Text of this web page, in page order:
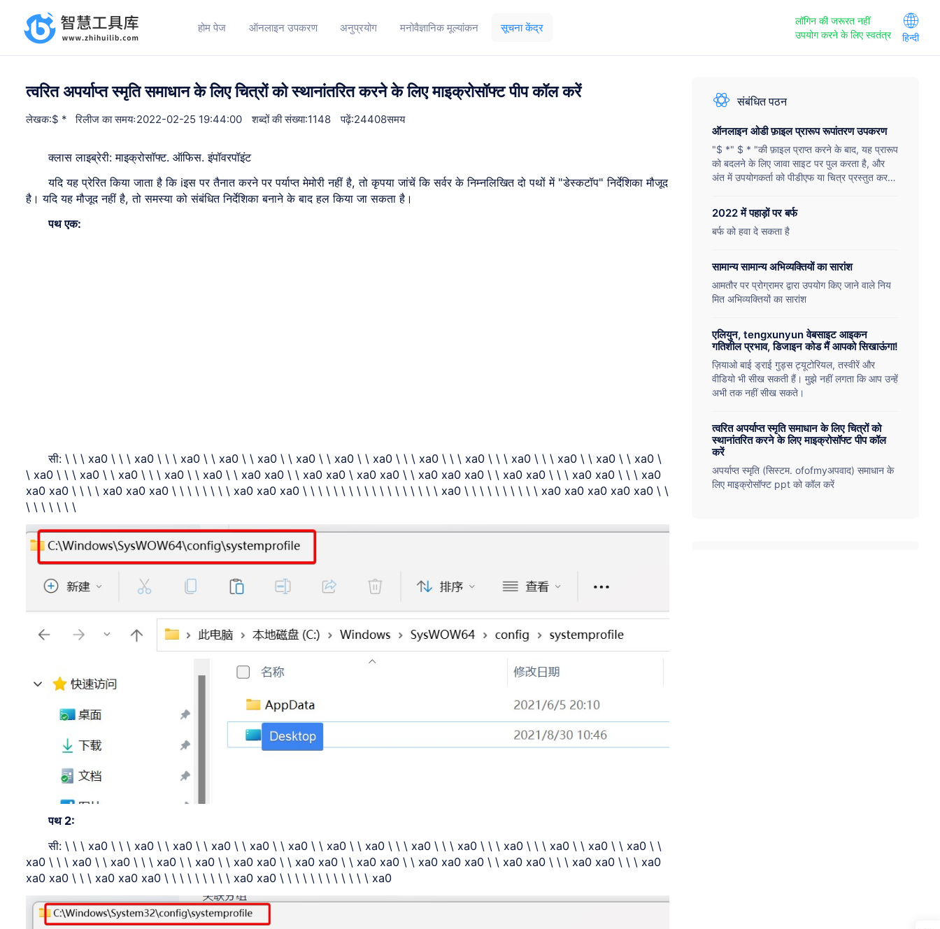
होम पेज ऑनलाइन उपकरण अनुप्रयोग मनोवैज्ञानिक मूल्यांकन सूचना केंद्र
लॉगिन की जरूरत नहीं
उपयोग करने के लिए स्वतंत्र
हिन्दी
त्वरित अपर्याप्त स्मृति समाधान के लिए चित्रों को स्थानांतरित करने के लिए माइक्रोसॉफ्ट पीप कॉल करें
लेखक:$ * रिलीज का समयः2022-02-25 19:44:00 शब्दों की संख्या:1148 पढ़ें:24408समय
क्लास लाइब्रेरी: माइक्रोसॉफ्ट. ऑफिस. इंपॉवरपॉइंट
यदि यह प्रेरित किया जाता है कि iइस पर तैनात करने पर पर्याप्त मेमोरी नहीं है, तो कृपया जांचें कि सर्वर के निम्नलिखित दो पथों में "डेस्कटॉप" निर्देशिका मौजूद
है। यदि यह मौजूद नहीं है, तो समस्या को संबंधित निर्देशिका बनाने के बाद हल किया जा सकता है।
पथ एक:
सी: \ \ \ xa0 \ \ \ xa0 \ \ \ xa0 \ \ xa0 \ \ xa0 \ \ xa0 \ \ xa0 \ \ xa0 \ \ \ xa0 \ \ \ xa0 \ \ \ xa0 \ \ \ xa0 \ \ xa0 \ \ xa0 \
\ xa0 \ \ \ xa0 \ \ xa0 \ \ \ xa0 \ \ xa0 \ \ xa0 xa0 \ \ xa0 xa0 \ xa0 xa0 \ \ xa0 xa0 xa0 \ \ xa0 xa0 \ \ \ xa0 xa0 \ \ \ xa0
xa0 xa0 \ \ \ \ xa0 xa0 xa0 \ \ \ \ \ \ \ \ xa0 xa0 xa0 \ \ \ \ \ \ \ \ \ \ \ \ \ \ \ \ \ \ xa0 \ \ \ \ \ \ \ \ \ \ xa0 xa0 xa0 xa0 xa0 \ \
\ \ \ \ \ \ \
पथ 2:
सी: \ \ \ xa0 \ \ \ xa0 \ \ xa0 \ \ xa0 \ \ xa0 \ \ xa0 \ \ xa0 \ \ xa0 \ \ \ xa0 \ \ \ xa0 \ \ \ xa0 \ \ \ xa0 \ \ xa0 \ \ xa0 \ \
xa0 \ \ \ xa0 \ \ xa0 \ \ \ xa0 \ \ xa0 \ \ xa0 xa0 \ \ xa0 xa0 \ \ xa0 xa0 \ \ xa0 xa0 xa0 \ \ xa0 xa0 \ \ \ xa0 xa0 \ \ \ xa0
xa0 xa0 \ \ \ xa0 xa0 xa0 \ \ \ \ \ \ \ \ \ xa0 xa0 \ \ \ \ \ \ \ \ \ \ \ \ xa0
संबंधित पठन
ऑनलाइन ओडी फ़ाइल प्रारूप रूपांतरण उपकरण
"$ *" $ * "की फ़ाइल प्राप्त करने के बाद, यह प्रारूप
को बदलने के लिए जावा साइट पर पुल करता है, और
अंत में उपयोगकर्ता को पीडीएफ या चित्र प्रस्तुत करता
2022 में पहाड़ों पर बर्फ
बर्फ को हवा दे सकता है
सामान्य सामान्य अभिव्यक्तियों का सारांश
आमतौर पर प्रोग्रामर द्वारा उपयोग किए जाने वाले निय
मित अभिव्यक्तियों का सारांश
एलियुन, tengxunyun वेबसाइट आइकन
गतिशील प्रभाव, डिजाइन कोड मैं आपको सिखाऊंगा!
ज़ियाओ बाई ड्राई गुड्स ट्यूटोरियल, तस्वीरें और
वीडियो भी सीख सकती हैं। मुझे नहीं लगता कि आप उन्हें
अभी तक नहीं सीख सकते।
त्वरित अपर्याप्त स्मृति समाधान के लिए चित्रों को
स्थानांतरित करने के लिए माइक्रोसॉफ्ट पीप कॉल
करें
अपर्याप्त स्मृति (सिस्टम. ofofmyअपवाद) समाधान के
लिए माइक्रोसॉफ्ट ppt को कॉल करें